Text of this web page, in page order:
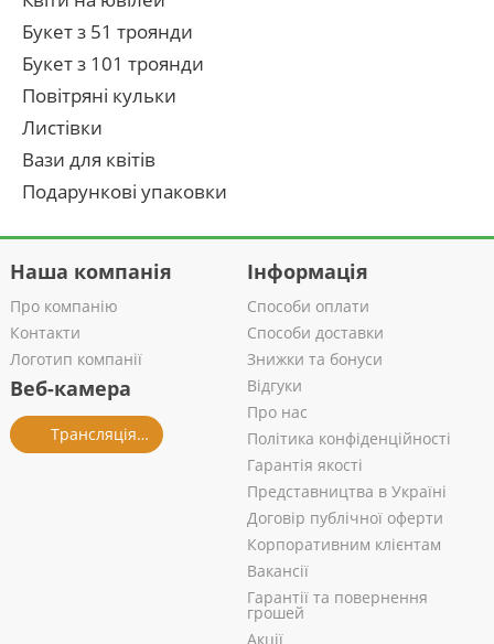
Букет з 51 троянди
Букет з 101 троянди
Повітряні кульки
Листівки
Вази для квітів
Подарункові упаковки
Наша компанія
Про компанію
Контакти
Логотип компанії
Веб-камера
Трансляція із салону
Інформація
Способи оплати
Способи доставки
Знижки та бонуси
Відгуки
Про нас
Політика конфіденційності
Гарантія якості
Представництва в Україні
Договір публічної оферти
Корпоративним клієнтам
Вакансії
Гарантії та повернення
грошей
Акції